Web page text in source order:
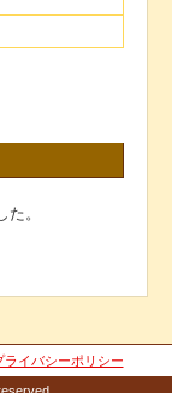
。
ライバシーポリシー